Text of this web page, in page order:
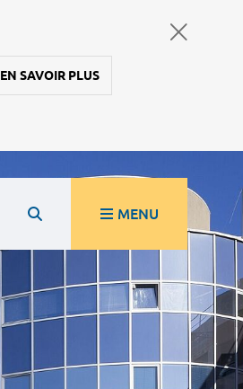
EN SAVOIR PLUS
MENU